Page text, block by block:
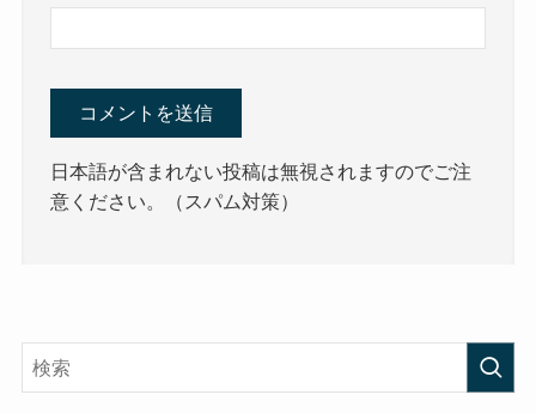
日本語が含まれない投稿は無視されますのでご注
意ください。（スパム対策）